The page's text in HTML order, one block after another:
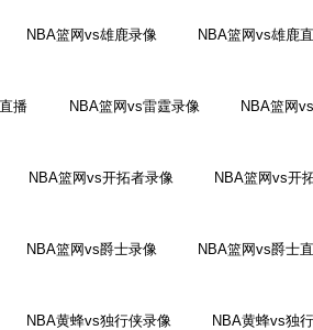
NBA篮网vs雄鹿录像 NBA篮网vs雄鹿
播 NBA篮网vs雷霆录像 NBA篮网
NBA篮网vs开拓者录像 NBA篮网vs开
NBA篮网vs爵士录像 NBA篮网vs爵士
NBA黄蜂vs独行侠录像 NBA黄蜂vs独